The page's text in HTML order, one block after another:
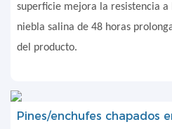
superficie mejora la resistencia
niebla salina de 48 horas
del producto.
Pines/enchufes chapados